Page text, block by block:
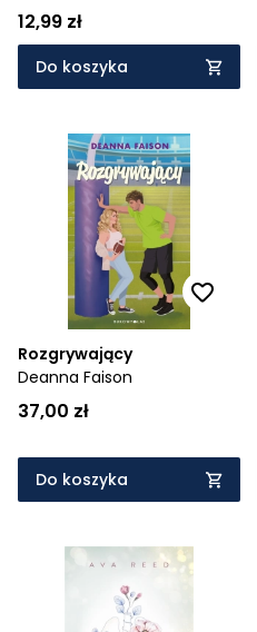
12,99 zł
Do koszyka
Rozgrywający
Deanna Faison
37,00 zł
Do koszyka